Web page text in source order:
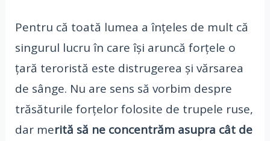
Pentru că toată lumea a înțeles de mult că
singurul lucru în care își aruncă forțele o
țară teroristă este distrugerea și vărsarea
de sânge. Nu are sens să vorbim despre
trăsăturile forțelor folosite de trupele ruse,
dar merită să ne concentrăm asupra cât de